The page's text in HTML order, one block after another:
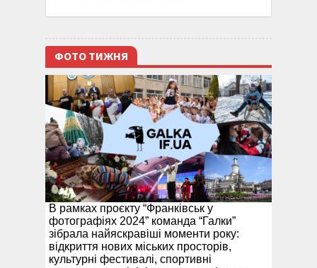
ФОТО ТИЖНЯ
В рамках проєкту “Франківськ у
фотографіях 2024” команда “Галки”
зібрала найяскравіші моменти року:
відкриття нових міських просторів,
культурні фестивалі, спортивні